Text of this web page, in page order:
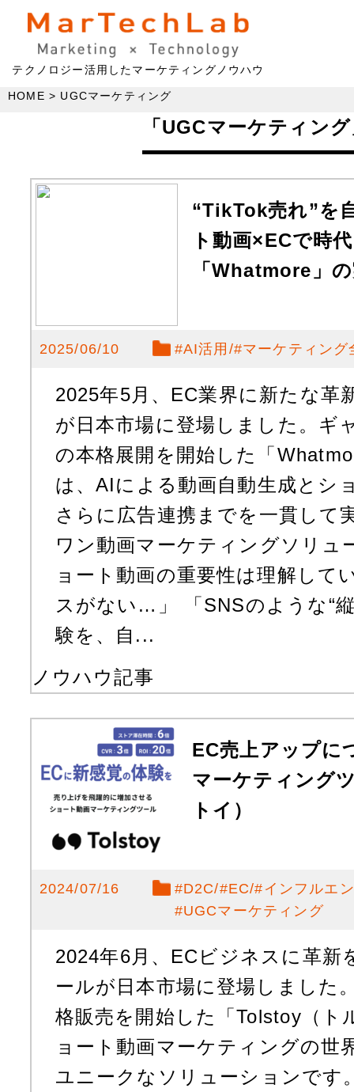
テクノロジー活用したマーケティングノウハウ
HOME UGCマーケティング
「UGCマーケティン
“TikTok売れ”を
ト動画×ECで時
「Whatmore」
2025/06/10 #AI活用 #マーケティング
2025年5月、EC業界に新たな革
が日本市場に登場しました。ギ
の本格展開を開始した「
は、AIによる動画自動生成とシ
さらに広告連携までを一貫して
ワン動画マーケティングソリュ
ョート動画の重要性は理解して
スがない…」 「SNSのような“
験を、自...
ノウハウ記事
EC売上アップに
マーケティング
トイ）
2024/07/16 #D2C #EC # インフルエ
#UGCマーケティング
2024年6月、ECビジネスに革新
ールが日本市場に登場しました
格販売を開始した「Tolstoy（ト
ョート動画マーケティングの世
ユニークなソリューションです